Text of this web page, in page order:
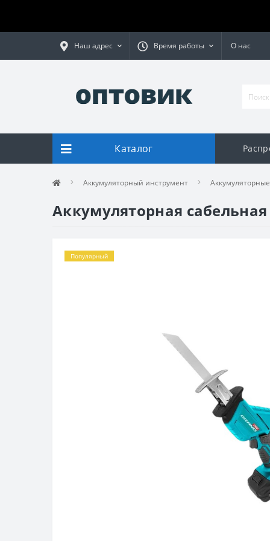
Наш адрес Время работы О нас
Каталог
Аккумуляторный инструмент
Аккумуляторная
Популярный